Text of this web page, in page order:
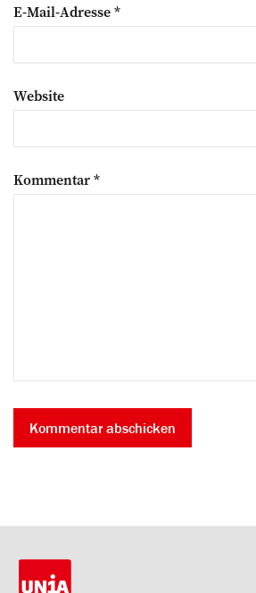
E-Mail-Adresse*
Website
Kommentar*